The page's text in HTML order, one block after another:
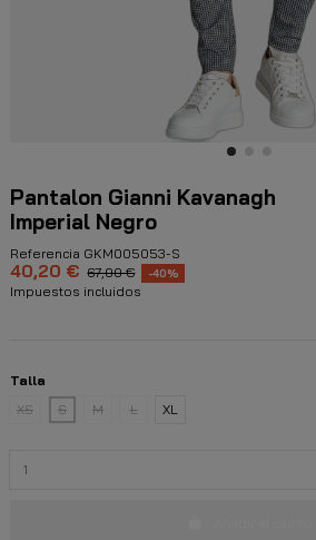
Pantalon Gianni Kavanagh
Imperial Negro
Referencia GKM005053-S
40,20 € 67,00 € -40%
Impuestos incluidos
Talla
XS
S M L XL